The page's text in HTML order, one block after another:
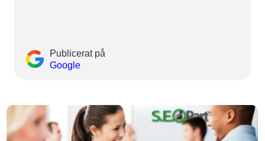
Publicerat på
Google